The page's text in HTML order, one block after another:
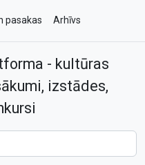
pasakas Arhīvs
- kultūras
izstādes,